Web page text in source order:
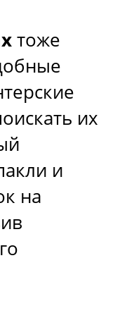
тоже
их
и
на